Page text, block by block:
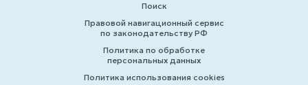
Поиск
Правовой навигационный сервис
по законодательству РФ
Политика по обработке
персональных данных
Политика использования cookies